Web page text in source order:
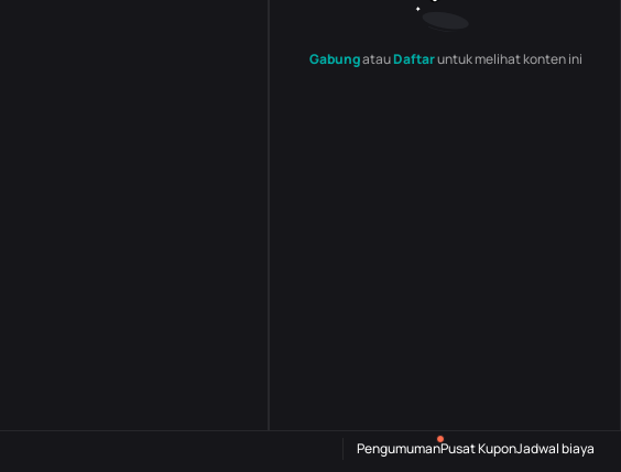
GabungatauDaftaruntuk melihat konten ini
PengumumanPusat KuponJadwal biaya